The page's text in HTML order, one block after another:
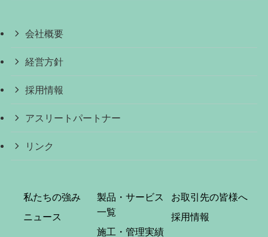
会社概要
経営方針
採用情報
アスリートパートナー
リンク
私たちの強み
ニュース
製品・サービス
一覧
施工・管理実績
お取引先の皆様へ
採用情報